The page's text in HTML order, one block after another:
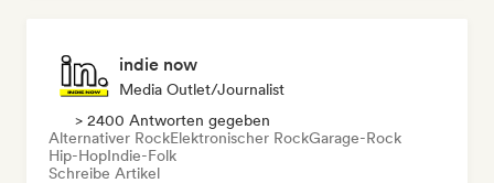
indie now
Media Outlet/Journalist
> 2400 Antworten gegeben
Alternativer RockElektronischer RockGarage-Rock
Hip-HopIndie-Folk
Schreibe Artikel